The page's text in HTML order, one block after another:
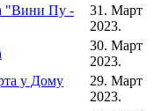
"Вини Пу -
31. Март
2023.
30. Март
2023.
у Дому
29. Март
2023.